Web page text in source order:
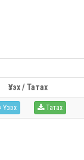
Үзэх / Татах
Үзэх Татах